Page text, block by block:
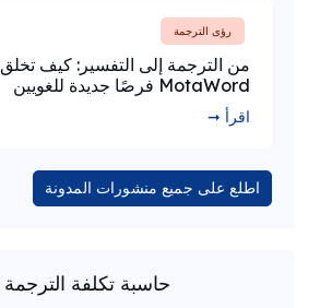
رؤى الترجمة
من الترجمة إلى التفسير: كيف تخلق
MotaWord فرصًا جديدة للغويين
اقرأ ➞
اطلع على جميع منشورات المدونة
حاسبة تكلفة الترجمة